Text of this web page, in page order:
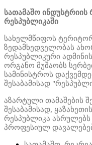
სათამაშო
რესპუბლიკაში
სახელმწიფოს
ზედამხედველობას
რესპუბლიკური
ორგანო მუშაობს
სამინისტროს
შესაბამისად
აზარტული თამაშების
შესაბამისად,
რესპუბლიკა
პროფესიულ